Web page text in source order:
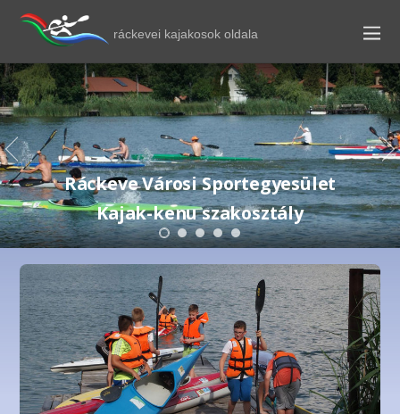
ráckevei kajakosok oldala
Ráckeve Városi Sportegyesület
Kajak-kenu szakosztály